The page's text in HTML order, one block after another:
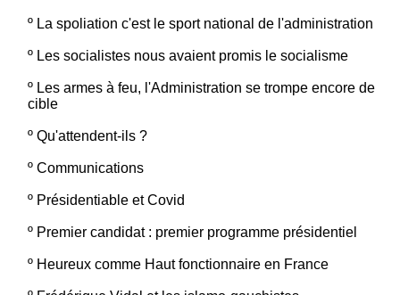
º La spoliation c'est le sport national de l'administration
º Les socialistes nous avaient promis le socialisme
º Les armes à feu, l'Administration se trompe encore de
cible
º Qu'attendent-ils ?
º Communications
º Présidentiable et Covid
º Premier candidat : premier programme présidentiel
º Heureux comme Haut fonctionnaire en France